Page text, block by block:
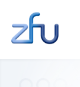
Zentralstelle